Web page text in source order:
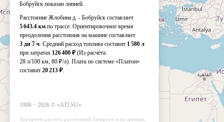
Бобруйск показан линией.
Расстояние Жлобина д. - Бобруйск составляет
5 643.4 км по трассе. Ориентировочное время
преодоления расстояния на машине составляет
3 дн 7 ч. Средний расход топлива составит 1 580 л
при затратах 126 400 ₽ (Из расчёта:
28 л/100 км, 80 ₽/л). Плата по системе «Платон»
составит 20 213 ₽.
1998 − 2026 © «ATI.SU»
Алгоритм расчета расстояний базируется на данных,